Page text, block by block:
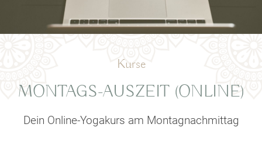
Kurse
MONTAGS-AUSZEIT (ONLINE)
Dein Online-Yogakurs am Montagnachmittag